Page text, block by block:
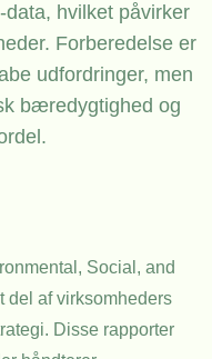
hvilket påvirker
Forberedelse er
udfordringer, men
bæredygtighed og
Social, and
del af virksomheders
Disse rapporter